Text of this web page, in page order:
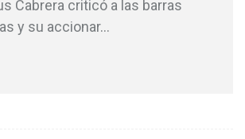
Cabrera criticó a las barras
y su accionar…